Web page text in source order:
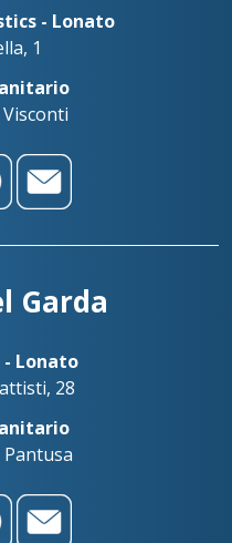
- Lonato
1
Garda
- Lonato
28
Pantusa